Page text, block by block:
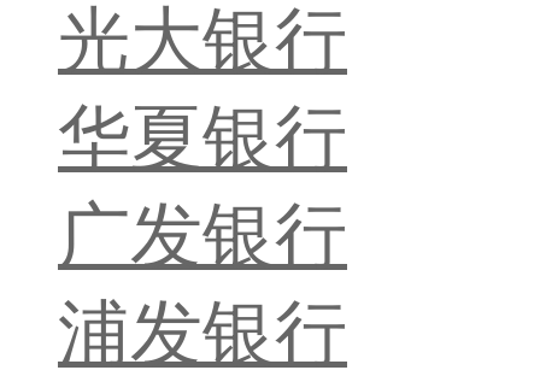
光大银行
华夏银行
广发银行
浦发银行